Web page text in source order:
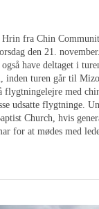
fra Chin
den 21.
have deltaget i
inden turen går til
flygtningelejre med
udsatte flygtninge.
Church, hvis
for at mødes med